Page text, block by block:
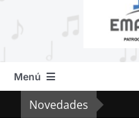
Menú
InicioNovedades